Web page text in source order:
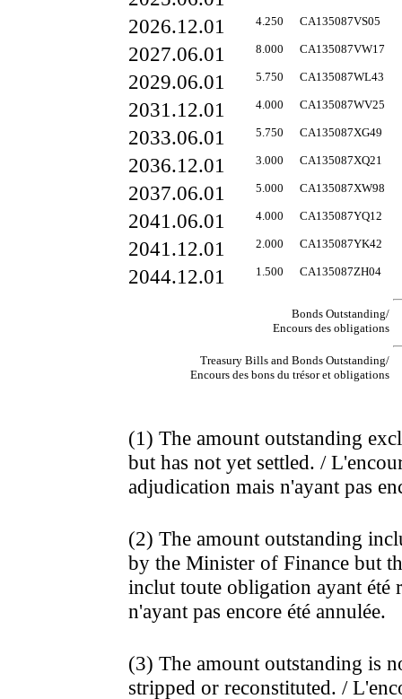
2026.12.01 4.250 CA135087VS05
2027.06.01 8.000 CA135087VW17
2029.06.01 5.750 CA135087WL43
2031.12.01 4.000 CA135087WV25
2033.06.01 5.750 CA135087XG49
2036.12.01 3.000 CA135087XQ21
2037.06.01 5.000 CA135087XW98
2041.06.01 4.000 CA135087YQ12
2041.12.01 2.000 CA135087YK42
2044.12.01 1.500 CA135087ZH04
Bonds Outstanding/
Encours des obligations
Treasury Bills and Bonds Outstanding/
Encours des bons du trésor et obligations
(1) The amount outstanding
but has not yet settled. /
adjudication mais n'ayant pas
(2) The amount outstanding
by the Minister of Finance but
inclut toute obligation ayant été
n'ayant pas encore été annulée.
(3) The amount outstanding is
stripped or reconstituted. /